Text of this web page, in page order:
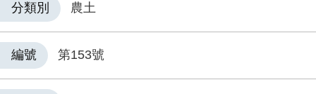
分類別 農土
編號 第153號